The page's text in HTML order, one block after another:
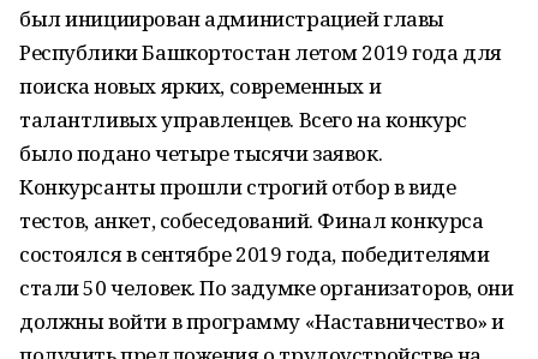
был инициирован администрацией главы
Республики Башкортостан летом 2019 года для
поиска новых ярких, современных и
талантливых управленцев. Всего на конкурс
было подано четыре тысячи заявок.
Конкурсанты прошли строгий отбор в виде
тестов, анкет, собеседований. Финал конкурса
состоялся в сентябре 2019 года, победителями
стали 50 человек. По задумке организаторов, они
должны войти в программу «Наставничество» и